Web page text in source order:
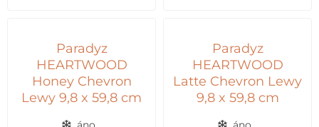
Paradyz
HEARTWOOD
Honey Chevron
Lewy 9,8 x 59,8 cm
Paradyz
HEARTWOOD
Latte Chevron Lewy
9,8 x 59,8 cm